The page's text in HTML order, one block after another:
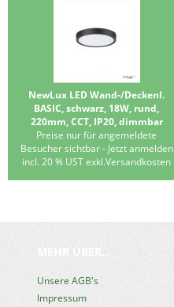
NewLux LED Wand-/Deckenl.
BASIC, schwarz, 18W, rund,
220mm, CCT, IP20, dimmbar
Preise nur für angemeldete
Besucher sichtbar - Jetzt anmelden
incl. 20 % UST exkl.Versandkosten
MEHR ÜBER...
Unsere AGB's
Impressum